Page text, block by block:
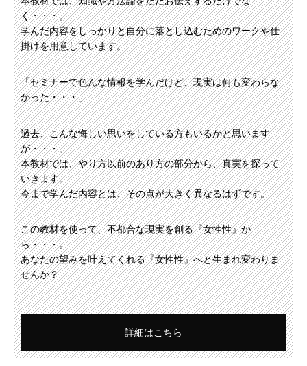
く・・・。
学んだ内容をしっかりと自分に落とし込むためのワークや仕
掛けを用意しています。
「セミナーで色んな情報を学んだけど、現実は何も変わらな
かった・・・」
過去、こんな悔しい思いをしている方もいるかと思います
が・・・。
本教材では、やり方以前のあり方の部分から、真実を探って
いきます。
今まで学んだ内容とは、その点が大きく異なるはずです。
この教材を使って、不都合な現実を創る『女性性』か
ら・・・。
あなたの望みを叶えてくれる『女性性』へと生まれ変わりま
せんか？
詳細はこちら